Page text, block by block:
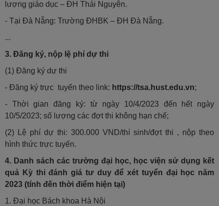
lượng giáo dục – ĐH Thái Nguyên.
- Tại Đà Nẵng: Trường ĐHBK – ĐH Đà Nẵng.
...
3. Đăng ký, nộp lệ phí dự thi
(1) Đăng ký dự thi
- Đăng ký trực tuyến theo link: https://tsa.hust.edu.vn;
- Thời gian đăng ký: từ ngày 10/4/2023 đến hết ngày
10/5/2023; số lượng các đợt thi không hạn chế;
(2) Lệ phí dự thi: 300.000 VND/thí sinh/đợt thi , nộp theo
hình thức trực tuyến.
4. Danh sách các trường đại học, học viện sử dụng kết
quả Kỳ thi đánh giá tư duy để xét tuyển đại học năm
2023 (tính đến thời điểm hiện tại)
1. Đại học Bách khoa Hà Nội